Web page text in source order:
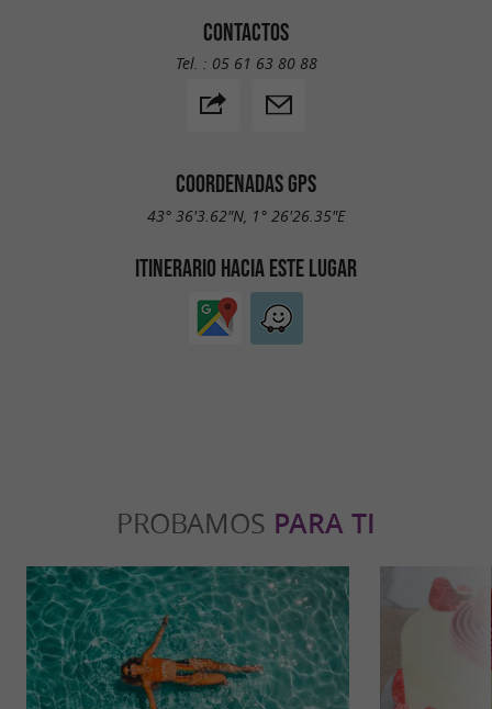
CONTACTOS
Tel. : 05 61 63 80 88
COORDENADAS GPS
43° 36'3.62"N, 1° 26'26.35"E
ITINERARIO HACIA ESTE LUGAR
PROBAMOS PARA TI